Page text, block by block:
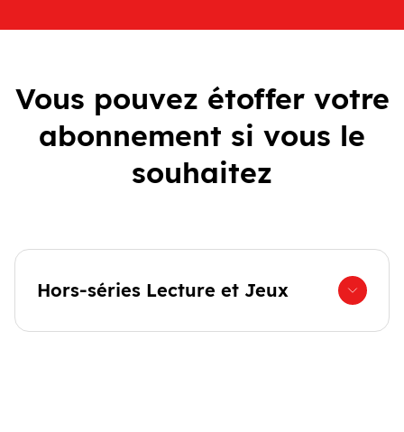
Vous pouvez étoffer votre
abonnement si vous le
souhaitez
Hors-séries Lecture et Jeux